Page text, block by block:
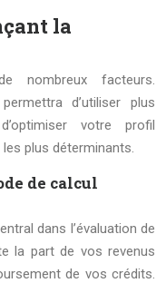
la
nombreux facteurs.
d’utiliser plus
votre profil
les plus déterminants.
de calcul
dans l’évaluation de
la part de vos revenus
de vos crédits.